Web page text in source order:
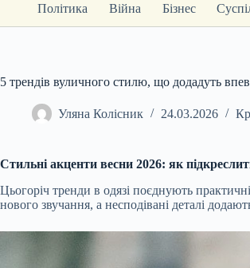
Політика Війна Бізнес
5 трендів вуличного стилю, що додадуть
Уляна Колісник 24.03.2026
Стильні акценти весни 2026: як
Цьогоріч тренди в одязі поєднують
нового звучання, а несподівані деталі